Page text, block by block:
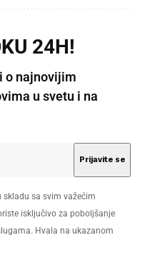
24H!
o najnovijim
u svetu i na
sa svim važećim
isključivo za poboljšanje
Hvala na ukazanom